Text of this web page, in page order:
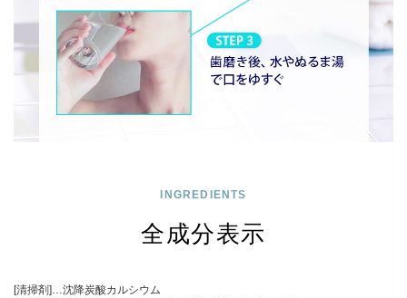
INGREDIENTS
全成分表示
[清掃剤]…沈降炭酸カルシウム